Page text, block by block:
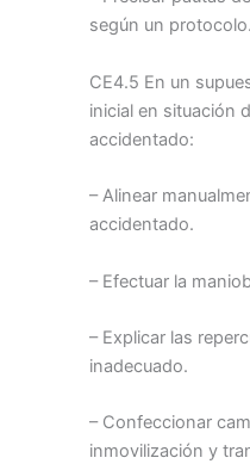
según un protocolo.
CE4.5 En un
inicial en situación
accidentado:
– Alinear
accidentado.
– Efectuar la
– Explicar las
inadecuado.
– Confeccionar
inmovilización y